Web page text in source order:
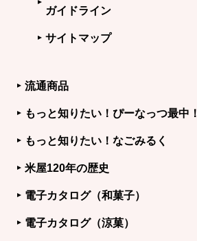
ガイドライン
サイトマップ
流通商品
もっと知りたい！ぴーなっつ最中！
もっと知りたい！なごみるく
米屋120年の歴史
電子カタログ（和菓子）
電子カタログ（涼菓）